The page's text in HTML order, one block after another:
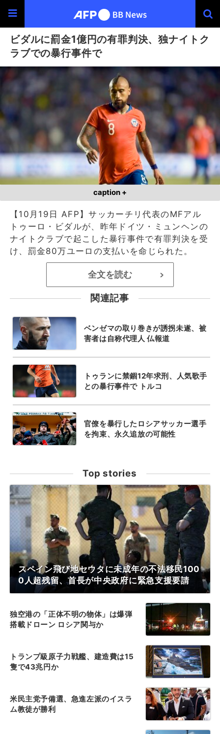
ビダルに罰金1億円の有罪判決、独ナイトク
ラブでの暴行事件で
caption +
【10月19日 AFP】サッカーチリ代表のMFアル
トゥーロ・ビダルが、昨年ドイツ・ミュンヘンの
ナイトクラブで起こした暴行事件で有罪判決を受
け、罰金80万ユーロの支払いを命じられた。
全文を読む >
関連記事
ベンゼマの取り巻きが誘拐未遂、被
害者は自称代理人 仏報道
トゥランに禁錮12年求刑、人気歌手
との暴行事件で トルコ
官僚を暴行したロシアサッカー選手
を拘束、永久追放の可能性
Top stories
スペイン飛び地セウタに未成年の不法移民100
0人超残留、首長が中央政府に緊急支援要請
独空港の「正体不明の物体」は爆弾
搭載ドローン ロシア関与か
トランプ級原子力戦艦、建造費は15
隻で43兆円か
米民主党予備選、急進左派のイスラ
ム教徒が勝利